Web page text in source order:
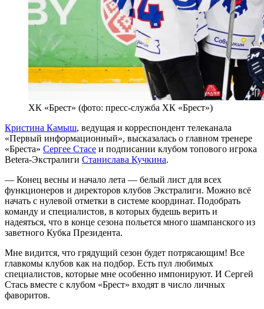
ХК «Брест» (фото: пресс-служба ХК «Брест»)
Кристина Камыш, ведущая и корреспондент телеканала
«Первый информационный», высказалась о главном тренере
«Бреста» Сергее Стасе и подписании клубом топового игрока
Betera-Экстралиги Станислава Кучкина.
— Конец весны и начало лета — белый лист для всех
функционеров и директоров клубов Экстралиги. Можно всё
начать с нулевой отметки в системе координат. Подобрать
команду и специалистов, в которых будешь верить и
надеяться, что в конце сезона польется много шампанского из
заветного Кубка Президента.
Мне видится, что грядущий сезон будет потрясающим! Все
главкомы клубов как на подбор. Есть пул любимых
специалистов, которые мне особенно импонируют. И Сергей
Стась вместе с клубом «Брест» входят в число личных
фаворитов.